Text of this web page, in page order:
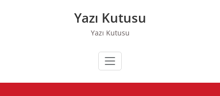
Yazı Kutusu
Yazı Kutusu